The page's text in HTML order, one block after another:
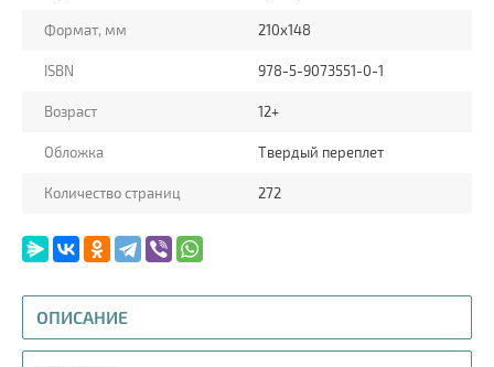
Формат, мм 210х148
ISBN 978-5-9073551-0-1
Возраст 12+
Обложка Твердый переплет
Количество страниц 272
ОПИСАНИЕ